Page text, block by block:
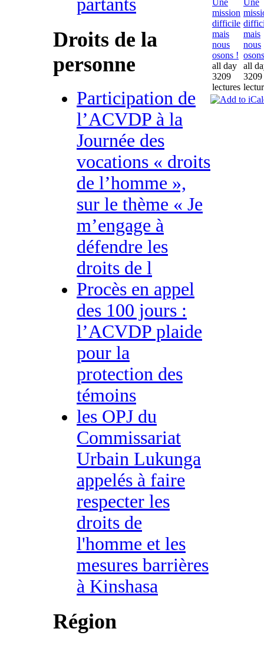
partants
Droits de la
personne
Participation de
l’ACVDP à la
Journée des
vocations « droits
de l’homme »,
sur le thème « Je
m’engage à
défendre les
droits de l
Procès en appel
des 100 jours :
l’ACVDP plaide
pour la
protection des
témoins
les OPJ du
Commissariat
Urbain Lukunga
appelés à faire
respecter les
droits de
l'homme et les
mesures barrières
à Kinshasa
Région
mission
difficile
mais
nous
osons !
all day
3209
lectures
mais
nous
all
3209